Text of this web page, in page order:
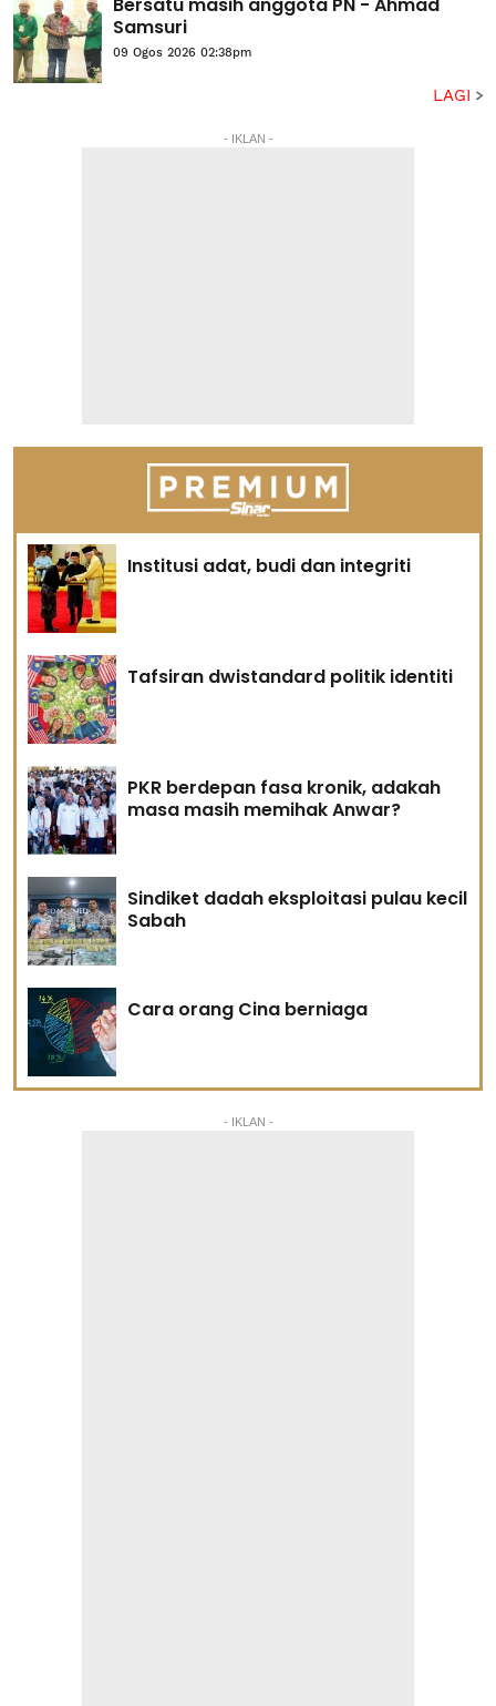
Samsuri
09 Ogos 2026 02:38pm
LAGI
- IKLAN -
Institusi adat, budi dan integriti
Tafsiran dwistandard politik identiti
PKR berdepan fasa kronik, adakah
masa masih memihak Anwar?
Sindiket dadah eksploitasi pulau kecil
Sabah
Cara orang Cina berniaga
- IKLAN -